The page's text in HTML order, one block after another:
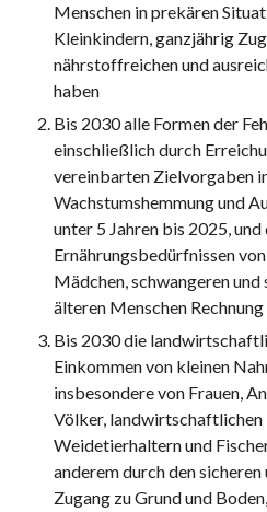
Menschen in prekären
Kleinkindern, ganzjährig
nährstoffreichen und
haben
Bis 2030 alle Formen der
einschließlich durch
vereinbarten Zielvorgaben
Wachstumshemmung und
unter 5 Jahren bis 2025, und
Ernährungsbedürfnissen
Mädchen, schwangeren und
älteren Menschen
Bis 2030 die
Einkommen von kleinen
insbesondere von Frauen,
Völker,
Weidetierhaltern und
anderem durch den
Zugang zu Grund und